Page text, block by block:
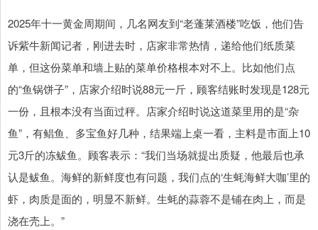
2025年十一黄金周期间，几名网友到“老蓬莱酒楼”吃饭，他们告
诉紫牛新闻记者，刚进去时，店家非常热情，递给他们纸质菜
单，但这份菜单和墙上贴的菜单价格根本对不上。比如他们点
的“鱼锅饼子”，店家介绍时说88元一斤，顾客结账时发现是128元
一份，且根本没有当面过秤。店家介绍时说这道菜里用的是“杂
鱼”，有鲳鱼、多宝鱼好几种，结果端上桌一看，主料是市面上10
元3斤的冻鲅鱼。顾客表示：“我们当场就提出质疑，他最后也承
认是鲅鱼。海鲜的新鲜度也有问题，我们点的‘生蚝海鲜大咖’里的
虾，肉质是面的，明显不新鲜。生蚝的蒜蓉不是铺在肉上，而是
浇在壳上。”